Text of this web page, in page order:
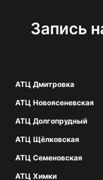
Запись
АТЦ Дмитровка
АТЦ Новоясеневская
АТЦ Долгопрудный
АТЦ Щёлковская
АТЦ Семеновская
АТЦ Химки